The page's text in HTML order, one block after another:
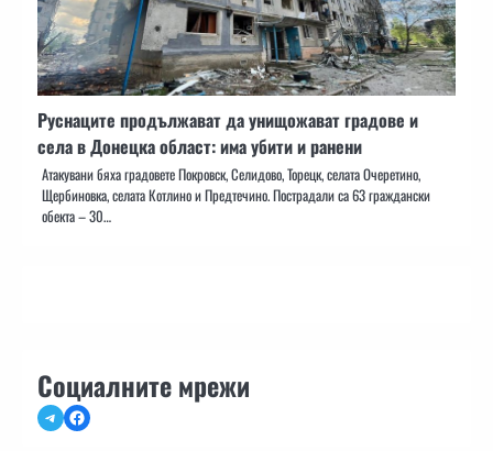
Руснаците продължават да унищожават градове и
села в Донецка област: има убити и ранени
Атакувани бяха градовете Покровск, Селидово, Торецк, селата Очеретино,
Щербиновка, селата Котлино и Предтечино. Пострадали са 63 граждански
обекта – 30…
Социалните мрежи
TelegramFacebook